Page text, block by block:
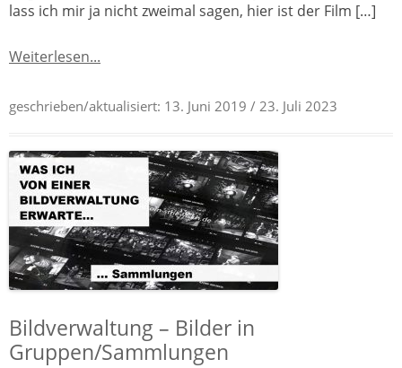
lass ich mir ja nicht zweimal sagen, hier ist der Film […]
Weiterlesen...
geschrieben/aktualisiert: 13. Juni 2019 / 23. Juli 2023
Bildverwaltung – Bilder in
Gruppen/Sammlungen